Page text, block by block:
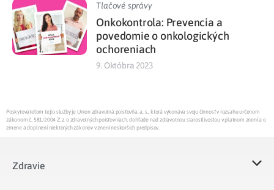
Tlačové správy
Onkokontrola: Prevencia a
povedomie o onkologických
ochoreniach
9. Októbra 2023
Poskytovateľom tejto služby je Union zdravotná poisťovňa, a. s., ktorá vykonáva svoju činnosť v rozsahu určenom
zákonom č. 581/2004 Z.z. o zdravotných poisťovniach, dohľade nad zdravotnou starostlivosťou v platnom znení a o
zmene a doplnení niektorých zákonov v znení neskorších predpisov.
Zdravie